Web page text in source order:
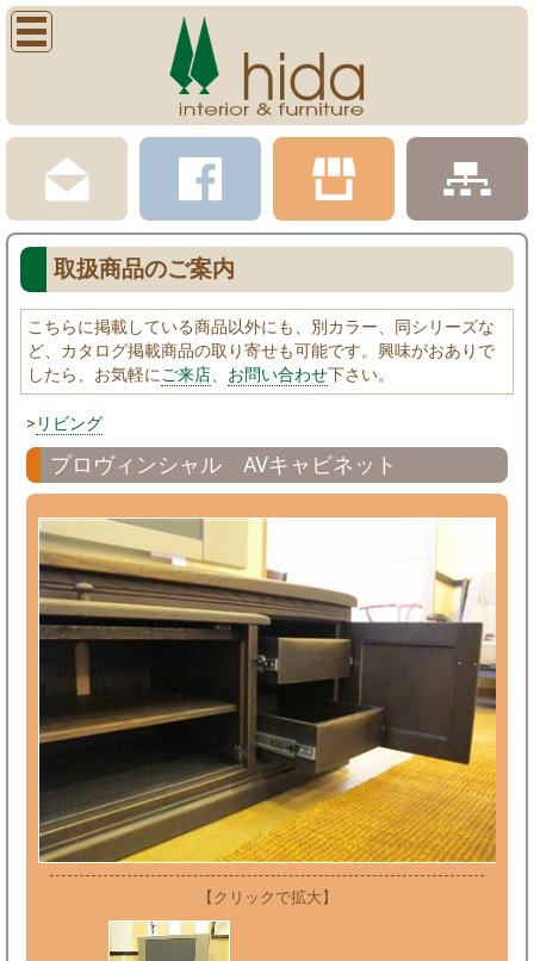
取扱商品のご案内
こちらに掲載している商品以外にも、別カラー、同シリーズな
ど、カタログ掲載商品の取り寄せも可能です。興味がおありで
したら、お気軽にご来店、 お問い合わせ下さい。
> リビング
プロヴィンシャル AVキャビネット
【クリックで拡大】